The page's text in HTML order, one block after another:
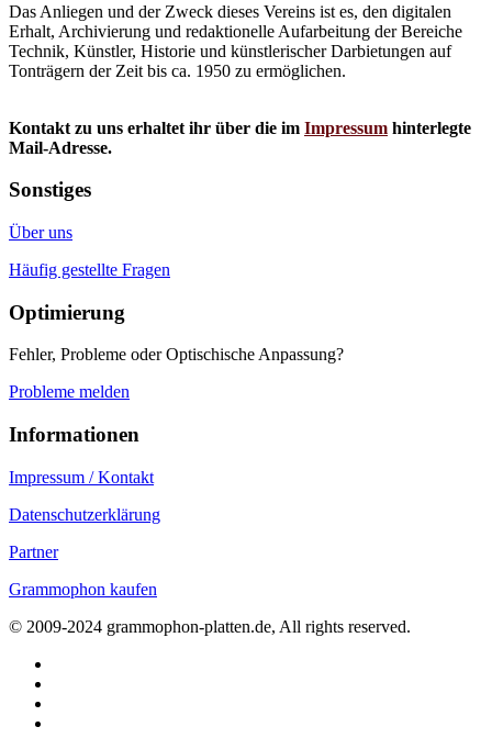
Das Anliegen und der Zweck dieses Vereins ist es, den digitalen
Erhalt, Archivierung und redaktionelle Aufarbeitung der Bereiche
Technik, Künstler, Historie und künstlerischer Darbietungen auf
Tonträgern der Zeit bis ca. 1950 zu ermöglichen.
Kontakt zu uns erhaltet ihr über die im Impressum hinterlegte
Mail-Adresse.
Sonstiges
Über uns
Häufig gestellte Fragen
Optimierung
Fehler, Probleme oder Optischische Anpassung?
Probleme melden
Informationen
Impressum / Kontakt
Datenschutzerklärung
Partner
Grammophon kaufen
© 2009-2024 grammophon-platten.de, All rights reserved.